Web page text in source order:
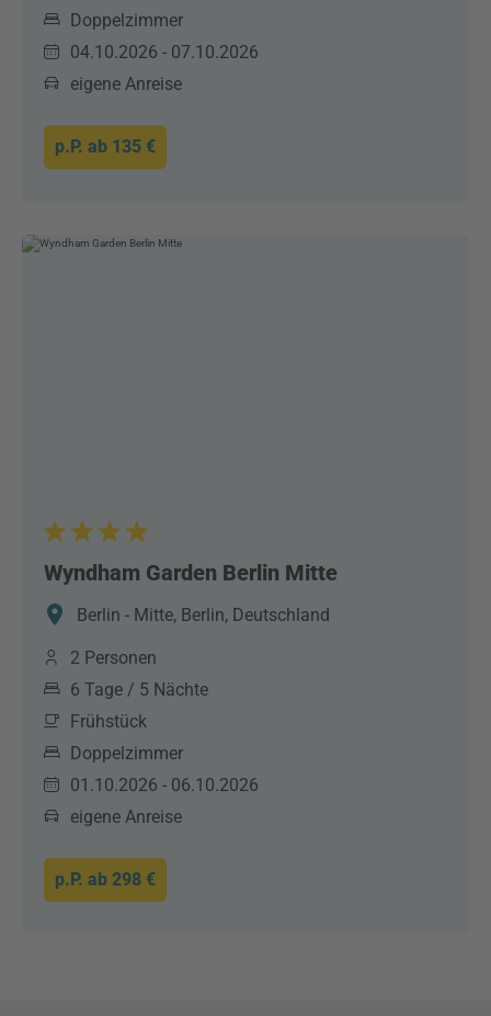
Doppelzimmer
04.10.2026 - 07.10.2026
eigene Anreise
p.P. ab 135 €
Wyndham Garden Berlin Mitte
Berlin - Mitte, Berlin, Deutschland
2 Personen
6 Tage / 5 Nächte
Frühstück
Doppelzimmer
01.10.2026 - 06.10.2026
eigene Anreise
p.P. ab 298 €